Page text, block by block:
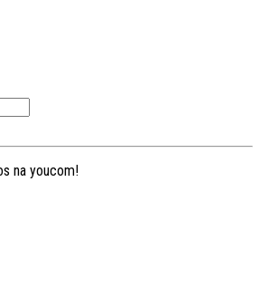
na youcom!